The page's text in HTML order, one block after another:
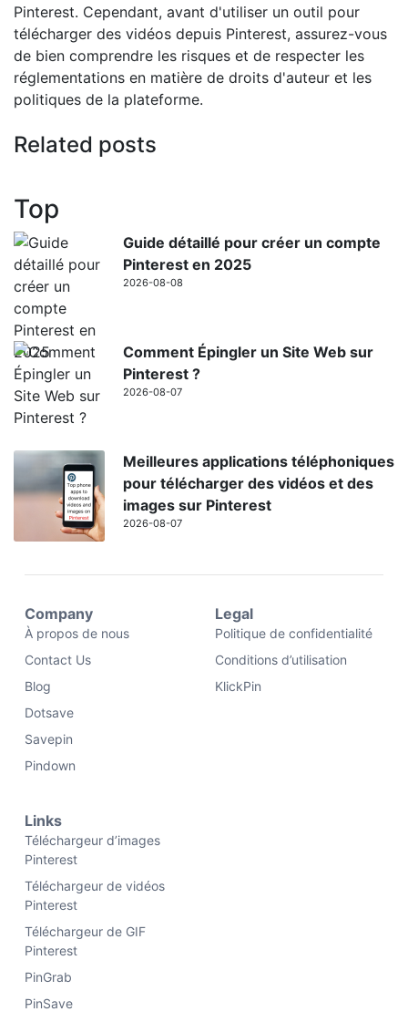
Pinterest. Cependant, avant d'utiliser un outil pour
télécharger des vidéos depuis Pinterest, assurez-vous
de bien comprendre les risques et de respecter les
réglementations en matière de droits d'auteur et les
politiques de la plateforme.
Related posts
Top
Guide détaillé pour créer un compte
Pinterest en 2025
2026-08-08
Comment Épingler un Site Web sur
Pinterest ?
2026-08-07
Meilleures applications téléphoniques
pour télécharger des vidéos et des
images sur Pinterest
2026-08-07
Company
À propos de nous
Contact Us
Blog
Dotsave
Savepin
Pindown
Legal
Politique de confidentialité
Conditions d’utilisation
KlickPin
Links
Téléchargeur d’images
Pinterest
Téléchargeur de vidéos
Pinterest
Téléchargeur de GIF
Pinterest
PinGrab
PinSave